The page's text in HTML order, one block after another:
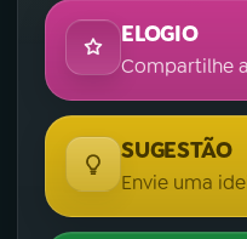
ELOGIO
Compartilhe
SUGESTÃO
Envie uma